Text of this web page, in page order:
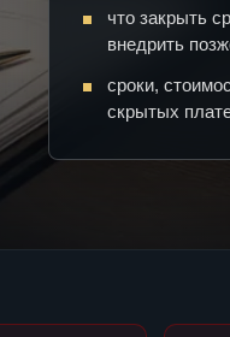
что закрыть
внедрить
сроки,
скрытых